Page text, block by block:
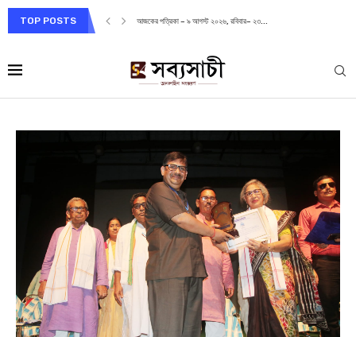
TOP POSTS আজকের পত্রিকা – ৯ আগস্ট ২০২৬, রবিবার– ২৩...